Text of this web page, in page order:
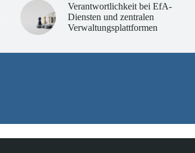
Verantwortlichkeit bei EfA-
Diensten und zentralen
Verwaltungsplattformen